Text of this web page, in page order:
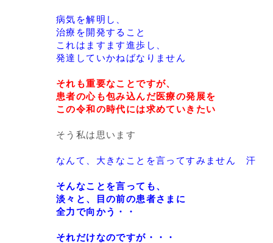
病気を解明し、
治療を開発すること
これはますます進歩し、
発達していかねばなりません
それも重要なことですが、
患者の心も包み込んだ医療の発展を
この令和の時代には求めていきたい
そう私は思います
なんて、大きなことを言ってすみません 汗
そんなことを言っても、
淡々と、目の前の患者さまに
全力で向かう・・
それだけなのですが・・・